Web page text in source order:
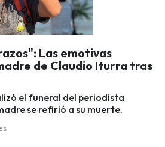
Las emotivas
de Claudio Iturra tras
el funeral del periodista
se refirió a su muerte.